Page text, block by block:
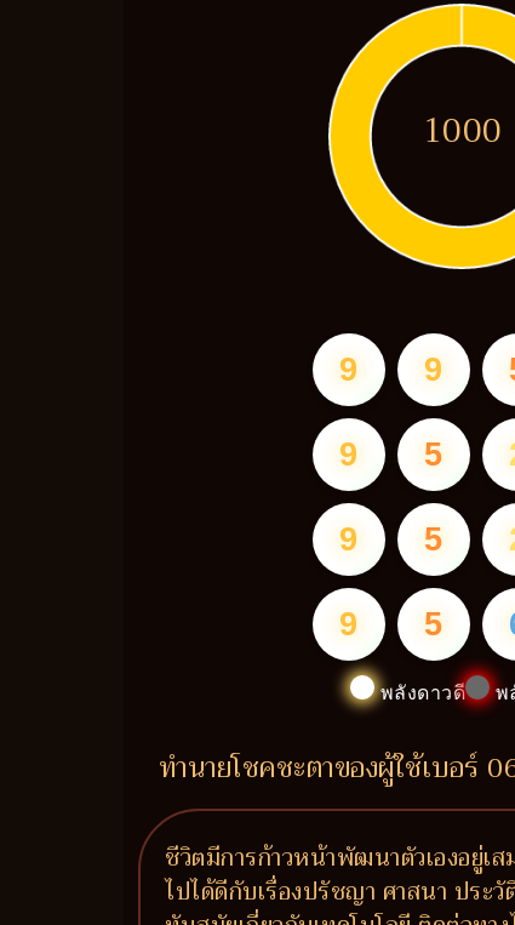
1000
9 9
9 5
9 5
9 5
พลังดาวดี พ
ทำนายโชคชะตาของผู้ใช้เบอร์
ชีวิตมีการก้าวหน้าพัฒนาตัวเองอยู่เ
ไปได้ดีกับเรื่องปรัชญา ศาสนา ประ